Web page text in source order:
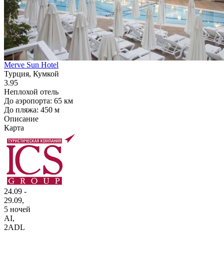
Merve Sun Hotel
Турция, Кумкой
3.95
Неплохой отель
До аэропорта: 65 км
До пляжа: 450 м
Описание
Карта
24.09 -
29.09,
5 ночей
AI,
2ADL